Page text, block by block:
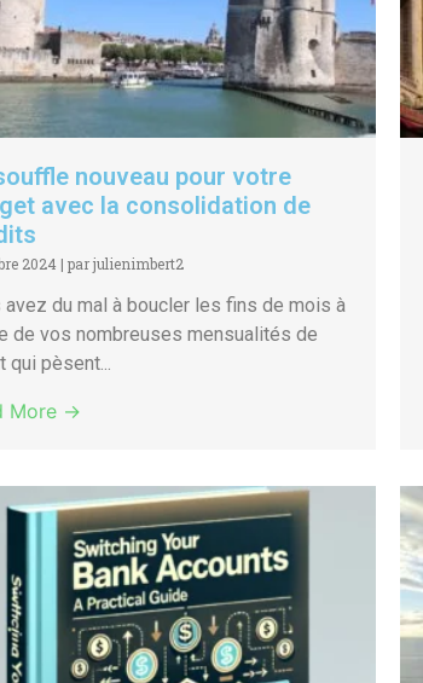
nouveau pour votre
avec la consolidation de
2024 | par julienimbert2
avez du mal à boucler les fins de mois à
de vos nombreuses mensualités de
qui pèsent...
More →